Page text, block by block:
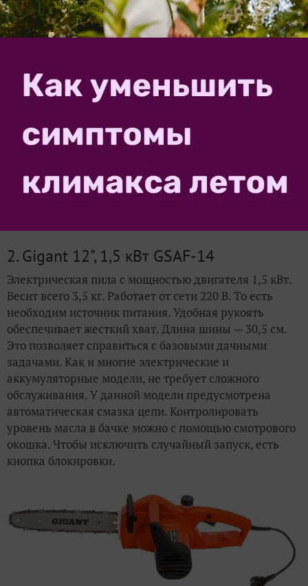
2. Gigant 12", 1,5 кВт GSAF-14
Электрическая пила с мощностью двигателя 1,5 кВт.
Весит всего 3,5 кг. Работает от сети 220 В. То есть
необходим источник питания. Удобная рукоять
обеспечивает жесткий хват. Длина шины — 30,5 см.
Это позволяет справиться с базовыми дачными
задачами. Как и многие электрические и
аккумуляторные модели, не требует сложного
обслуживания. У данной модели предусмотрена
автоматическая смазка цепи. Контролировать
уровень масла в бачке можно с помощью смотрового
окошка. Чтобы исключить случайный запуск, есть
кнопка блокировки.